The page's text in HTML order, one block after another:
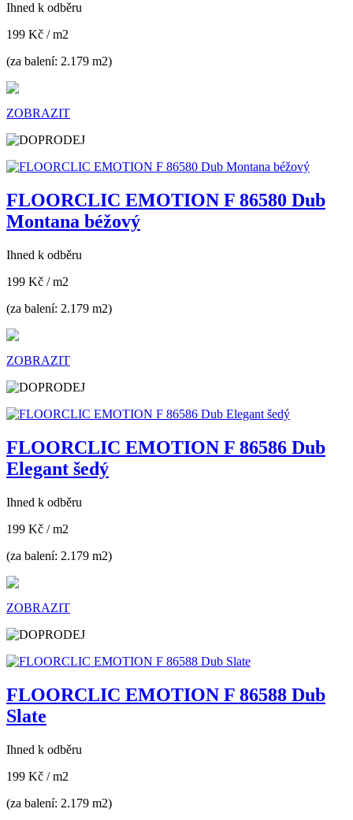
Ihned k odběru
199 Kč / m2
(za balení: 2.179 m2)
ZOBRAZIT
FLOORCLIC EMOTION F 86580 Dub
Montana béžový
Ihned k odběru
199 Kč / m2
(za balení: 2.179 m2)
ZOBRAZIT
FLOORCLIC EMOTION F 86586 Dub
Elegant šedý
Ihned k odběru
199 Kč / m2
(za balení: 2.179 m2)
ZOBRAZIT
FLOORCLIC EMOTION F 86588 Dub
Slate
Ihned k odběru
199 Kč / m2
(za balení: 2.179 m2)